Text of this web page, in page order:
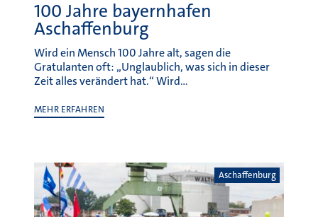
Aschaffenburg
16. September 2013